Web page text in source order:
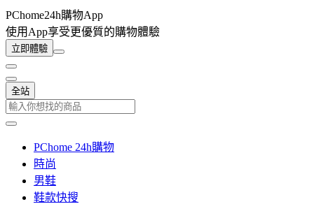
PChome24h購物App
使用App享受更優質的購物體驗
立即體驗
全站
PChome 24h購物
時尚
男鞋
鞋款快搜